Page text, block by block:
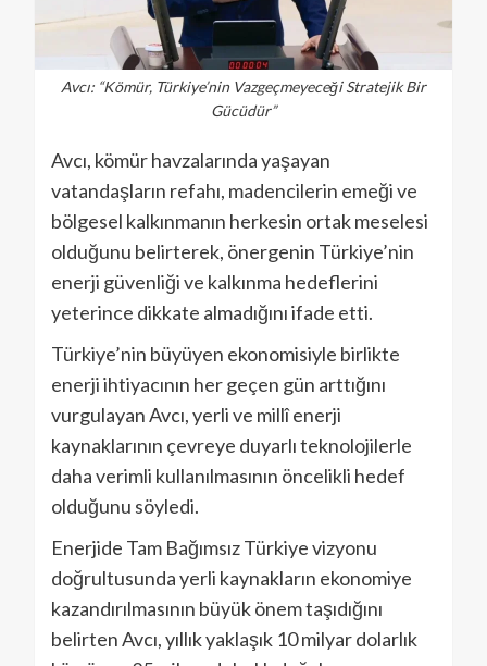
Avcı: “Kömür, Türkiye’nin Vazgeçmeyeceği Stratejik Bir
Gücüdür”
Avcı, kömür havzalarında yaşayan
vatandaşların refahı, madencilerin emeği ve
bölgesel kalkınmanın herkesin ortak meselesi
olduğunu belirterek, önergenin Türkiye’nin
enerji güvenliği ve kalkınma hedeflerini
yeterince dikkate almadığını ifade etti.
Türkiye’nin büyüyen ekonomisiyle birlikte
enerji ihtiyacının her geçen gün arttığını
vurgulayan Avcı, yerli ve millî enerji
kaynaklarının çevreye duyarlı teknolojilerle
daha verimli kullanılmasının öncelikli hedef
olduğunu söyledi.
Enerjide Tam Bağımsız Türkiye vizyonu
doğrultusunda yerli kaynakların ekonomiye
kazandırılmasının büyük önem taşıdığını
belirten Avcı, yıllık yaklaşık 10 milyar dolarlık